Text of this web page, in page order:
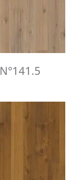
N°141.5